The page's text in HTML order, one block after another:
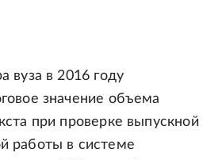
вуза в 2016 году
значение объема
при проверке выпускной
работы в системе